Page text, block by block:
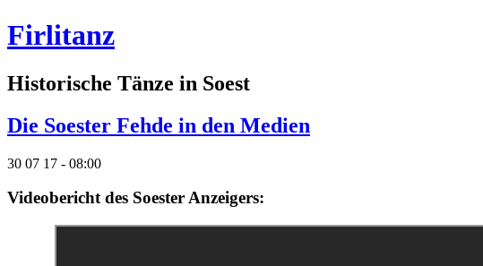
Firlitanz
Historische Tänze in Soest
Die Soester Fehde in den Medien
30 07 17 - 08:00
Videobericht des Soester Anzeigers: